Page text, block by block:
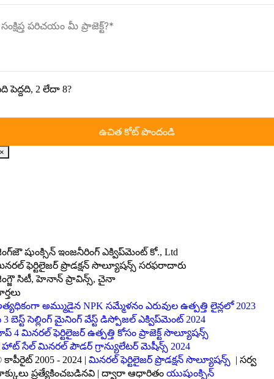
పెద్దది, 2 లేదా 8?
×
షుంక్సిన్ ఇంజనీరింగ్ ఎక్విప్‌మెంట్ కో., Ltd
ఫెర్టిలైజర్ ప్రొడక్షన్ సొల్యూషన్స్ సరఫరాదారు
సిటీ, హెనాన్ ప్రావిన్స్, చైనా
అమ్ముడైన NPK సమ్మేళనం ఎరువుల ఉత్పత్తి లైన్లలో 2023
3 బెస్ట్ సెల్లింగ్ మైనింగ్ వేస్ట్ డిస్పోజల్ ఎక్విప్‌మెంట్ 2024
4 మినరల్ ఫెర్టిలైజర్ ఉత్పత్తి కోసం ప్రాజెక్ట్ సొల్యూషన్స్
హాట్ సేల్ మినరల్ పౌడర్ గ్రాన్యులేటర్ మెషీన్స్ 2024
కాపీరైట్ 2005 - 2024 |మినరల్ ఫెర్టిలైజర్ ప్రొడక్షన్ సొల్యూషన్స్ | సర్వ
ప్రత్యేకించబడినవి | ద్వారా ఆధారితంయుషుంక్సిన్